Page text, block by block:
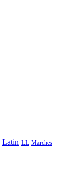
Latin LL Marches